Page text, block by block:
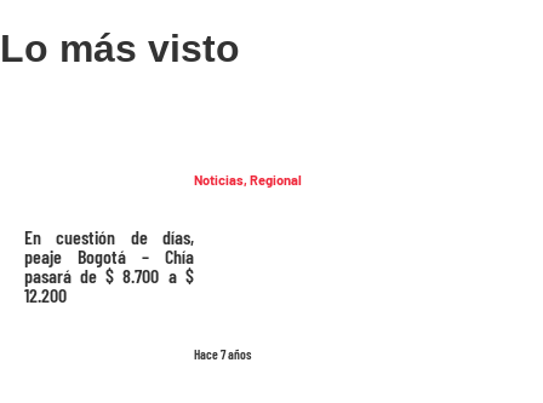
Lo más visto
Noticias,Regional
Hace 7 años
En cuestión de días,
peaje Bogotá – Chía
pasará de $ 8.700 a $
12.200